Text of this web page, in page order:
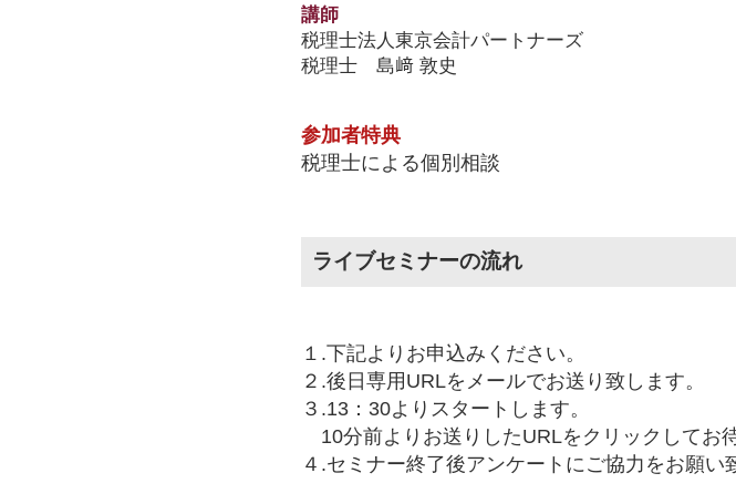
講師
税理士法人東京会計パートナーズ
税理士 島﨑 敦史
参加者特典
税理士による個別相談
ライブセミナーの流れ
１.下記よりお申込みください。
２.後日専用URLをメールでお送り致します。
３.13：30よりスタートします。
10分前よりお送りしたURLをクリックしてお
４.セミナー終了後アンケートにご協力をお願い